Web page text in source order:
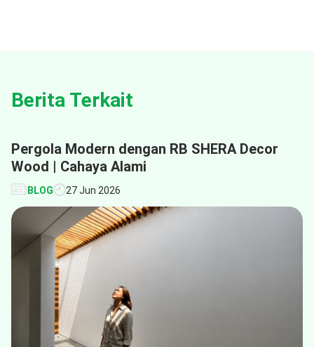
Berita Terkait
Pergola Modern dengan RB SHERA Decor
Wood | Cahaya Alami
BLOG 27 Jun 2026